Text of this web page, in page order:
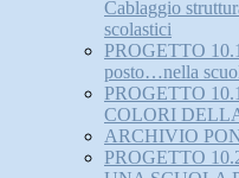
Cablaggio
scolastici
PROGETTO
posto…nella
PROGETTO
COLORI
ARCHIVIO
PROGETTO